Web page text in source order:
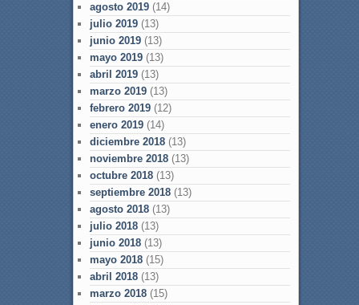
agosto 2019(14)
julio 2019(13)
junio 2019(13)
mayo 2019(13)
abril 2019(13)
marzo 2019(13)
febrero 2019(12)
enero 2019(14)
diciembre 2018(13)
noviembre 2018(13)
octubre 2018(13)
septiembre 2018(13)
agosto 2018(13)
julio 2018(13)
junio 2018(13)
mayo 2018(15)
abril 2018(13)
marzo 2018(15)